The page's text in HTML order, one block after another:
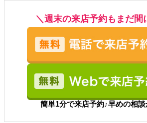
＼週末の来店予約もまだ間
簡単1分で来店予約♪早めの相